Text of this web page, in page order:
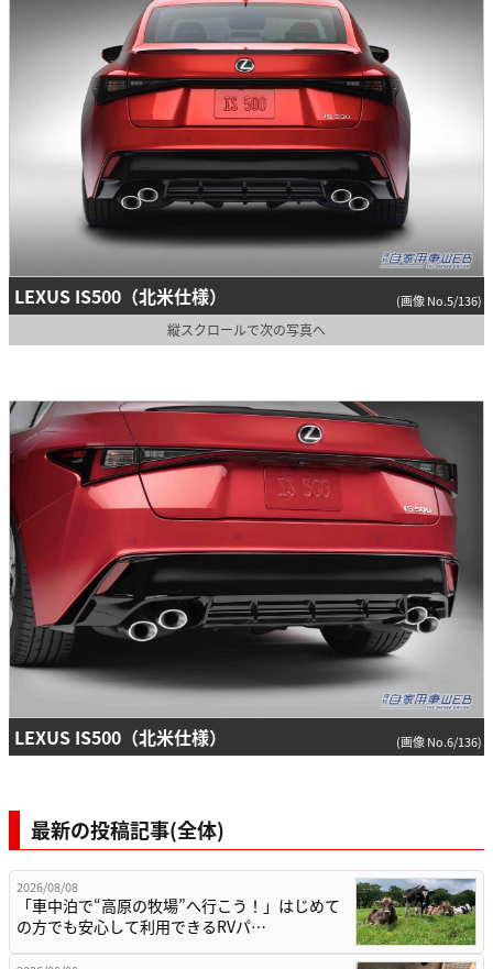
LEXUS IS500（北米仕様） (画像 No.5/136)
縦スクロールで次の写真へ
LEXUS IS500（北米仕様） (画像 No.6/136)
最新の投稿記事(全体)
2026/08/08
「車中泊で“高原の牧場”へ行こう！」はじめて
の方でも安心して利用できるRVパ…